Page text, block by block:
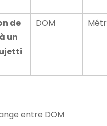
de
un
DOM
entre DOM